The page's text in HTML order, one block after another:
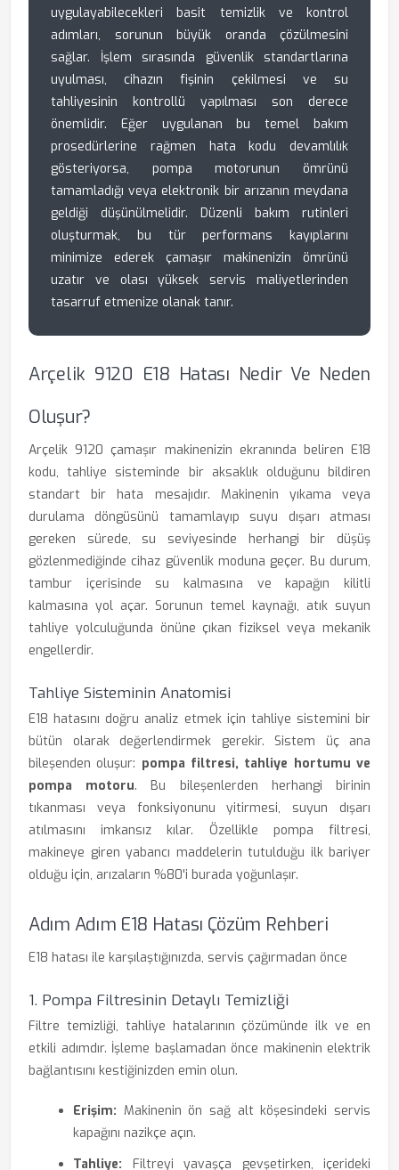
uygulayabilecekleri basit temizlik ve kontrol
adımları, sorunun büyük oranda çözülmesini
sağlar. İşlem sırasında güvenlik standartlarına
uyulması, cihazın fişinin çekilmesi ve su
tahliyesinin kontrollü yapılması son derece
önemlidir. Eğer uygulanan bu temel bakım
prosedürlerine rağmen hata kodu devamlılık
gösteriyorsa, pompa motorunun ömrünü
tamamladığı veya elektronik bir arızanın meydana
geldiği düşünülmelidir. Düzenli bakım rutinleri
oluşturmak, bu tür performans kayıplarını
minimize ederek çamaşır makinenizin ömrünü
uzatır ve olası yüksek servis maliyetlerinden
tasarruf etmenize olanak tanır.
Arçelik 9120 E18 Hatası Nedir Ve Neden
Oluşur?
Arçelik 9120 çamaşır makinenizin ekranında beliren E18
kodu, tahliye sisteminde bir aksaklık olduğunu bildiren
standart bir hata mesajıdır. Makinenin yıkama veya
durulama döngüsünü tamamlayıp suyu dışarı atması
gereken sürede, su seviyesinde herhangi bir düşüş
gözlenmediğinde cihaz güvenlik moduna geçer. Bu durum,
tambur içerisinde su kalmasına ve kapağın kilitli
kalmasına yol açar. Sorunun temel kaynağı, atık suyun
tahliye yolculuğunda önüne çıkan fiziksel veya mekanik
engellerdir.
Tahliye Sisteminin Anatomisi
E18 hatasını doğru analiz etmek için tahliye sistemini bir
bütün olarak değerlendirmek gerekir. Sistem üç ana
bileşenden oluşur: pompa filtresi, tahliye hortumu ve
pompa motoru. Bu bileşenlerden herhangi birinin
tıkanması veya fonksiyonunu yitirmesi, suyun dışarı
atılmasını imkansız kılar. Özellikle pompa filtresi,
makineye giren yabancı maddelerin tutulduğu ilk bariyer
olduğu için, arızaların %80'i burada yoğunlaşır.
Adım Adım E18 Hatası Çözüm Rehberi
E18 hatası ile karşılaştığınızda, servis çağırmadan önce
1. Pompa Filtresinin Detaylı Temizliği
Filtre temizliği, tahliye hatalarının çözümünde ilk ve en
etkili adımdır. İşleme başlamadan önce makinenin elektrik
bağlantısını kestiğinizden emin olun.
Erişim: Makinenin ön sağ alt köşesindeki servis
kapağını nazikçe açın.
Tahliye: Filtreyi yavaşça gevşetirken, içerideki